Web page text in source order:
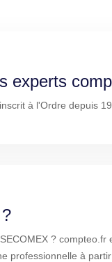
experts
à l'Ordre depuis
? compteo.fr
professionnelle à